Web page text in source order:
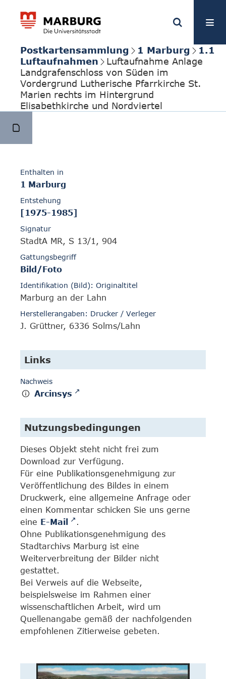
Postkartensammlung 1 Marburg
1.1
Luftaufnahmen
Luftaufnahme Anlage
Landgrafenschloss von Süden im
Vordergrund Lutherische Pfarrkirche St.
Marien rechts im Hintergrund
Elisabethkirche und Nordviertel
Enthalten in
1 Marburg
Entstehung
[1975-1985]
Signatur
StadtA MR, S 13/1, 904
Gattungsbegriff
Bild/Foto
Identifikation (Bild): Originaltitel
Marburg an der Lahn
Herstellerangaben: Drucker / Verleger
J. Grüttner, 6336 Solms/Lahn
Links
Nachweis
Arcinsys
Nutzungsbedingungen
Dieses Objekt steht nicht frei zum
Download zur Verfügung.
Für eine Publikationsgenehmigung zur
Veröffentlichung des Bildes in einem
Druckwerk, eine allgemeine Anfrage oder
einen Kommentar schicken Sie uns gerne
eine E-Mail
.
Ohne Publikationsgenehmigung des
Stadtarchivs Marburg ist eine
Weiterverbreitung der Bilder nicht
gestattet.
Bei Verweis auf die Webseite,
beispielsweise im Rahmen einer
wissenschaftlichen Arbeit, wird um
Quellenangabe gemäß der nachfolgenden
empfohlenen Zitierweise gebeten.